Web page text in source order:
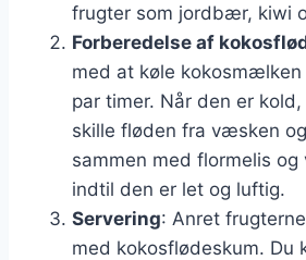
frugter som jordbær, kiwi
Forberedelse af
med at køle
par timer. Når den er
skille fløden fra væsken
sammen med flormelis og
indtil den er let og luftig.
Servering: Anret
med kokosflødeskum. Du